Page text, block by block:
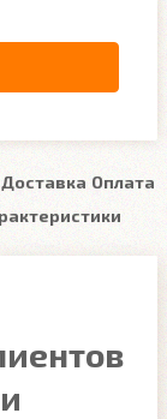
Доставка Оплата